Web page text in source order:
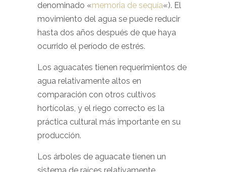
denominado «memoria de sequía«). El
movimiento del agua se puede reducir
hasta dos años después de que haya
ocurrido el período de estrés.
Los aguacates tienen requerimientos de
agua relativamente altos en
comparación con otros cultivos
hortícolas, y el riego correcto es la
práctica cultural más importante en su
producción.
Los árboles de aguacate tienen un